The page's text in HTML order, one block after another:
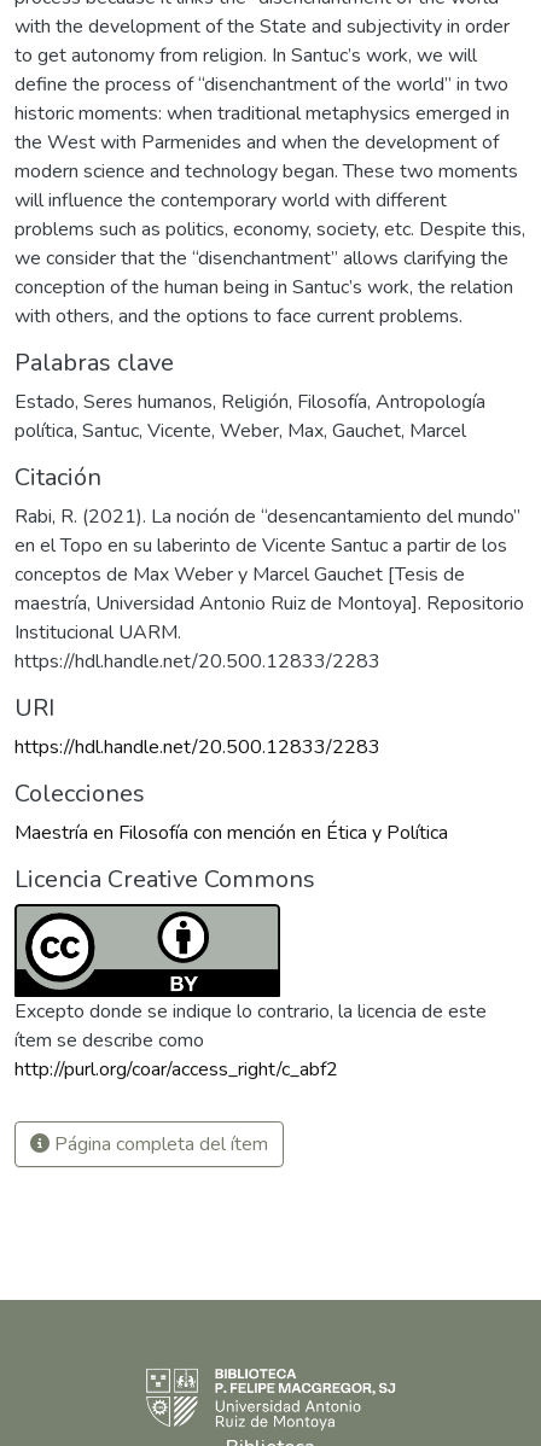
with the development of the State and subjectivity in order
to get autonomy from religion. In Santuc’s work, we will
define the process of “disenchantment of the world” in two
historic moments: when traditional metaphysics emerged in
the West with Parmenides and when the development of
modern science and technology began. These two moments
will influence the contemporary world with different
problems such as politics, economy, society, etc. Despite this,
we consider that the “disenchantment” allows clarifying the
conception of the human being in Santuc’s work, the relation
with others, and the options to face current problems.
Palabras clave
Estado, Seres humanos, Religión, Filosofía, Antropología
política, Santuc, Vicente, Weber, Max, Gauchet, Marcel
Citación
Rabi, R. (2021). La noción de “desencantamiento del mundo”
en el Topo en su laberinto de Vicente Santuc a partir de los
conceptos de Max Weber y Marcel Gauchet [Tesis de
maestría, Universidad Antonio Ruiz de Montoya]. Repositorio
Institucional UARM.
https://hdl.handle.net/20.500.12833/2283
URI
https://hdl.handle.net/20.500.12833/2283
Colecciones
Maestría en Filosofía con mención en Ética y Política
Licencia Creative Commons
Excepto donde se indique lo contrario, la licencia de este
ítem se describe como
http://purl.org/coar/access_right/c_abf2
Página completa del ítem